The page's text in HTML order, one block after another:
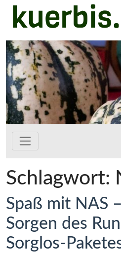
Zum Hauptinhalt springen
Schlagwort:
Spaß mit NAS
Sorgen des
Sorglos-